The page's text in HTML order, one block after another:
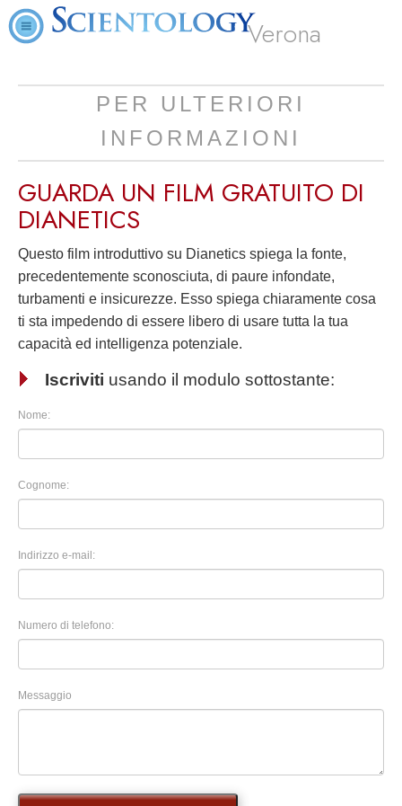
Verona
PER ULTERIORI
INFORMAZIONI
GUARDA UN FILM GRATUITO DI
DIANETICS
Questo film introduttivo su Dianetics spiega la fonte,
precedentemente sconosciuta, di paure infondate,
turbamenti e insicurezze. Esso spiega chiaramente cosa
ti sta impedendo di essere libero di usare tutta la tua
capacità ed intelligenza potenziale.
Iscriviti usando il modulo sottostante:
Nome:
Cognome:
Indirizzo e-mail:
Numero di telefono:
Messaggio